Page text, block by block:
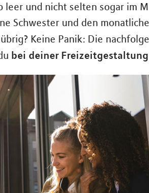
leer und nicht selten sogar im
Schwester und den
Keine Panik: Die
bei deiner